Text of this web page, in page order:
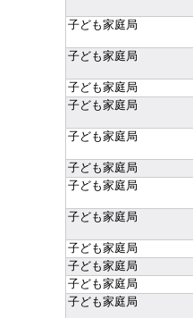
子ども家庭局
子ども家庭局
子ども家庭局
子ども家庭局
子ども家庭局
子ども家庭局
子ども家庭局
子ども家庭局
子ども家庭局
子ども家庭局
子ども家庭局
子ども家庭局